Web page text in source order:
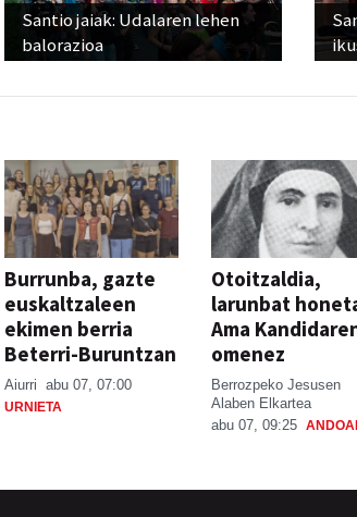
Santio jaiak: Udalaren lehen
balorazioa
Burrunba, gazte
euskaltzaleen
ekimen berria
Beterri-Buruntzan
Aiurri abu 07, 07:00
URNIETA
Otoitzaldia,
larunbat
Ama
omenez
Berrozpeko Jesusen
Alaben Elkartea
abu 07, 09:25